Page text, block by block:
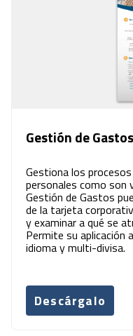
Gestión de Gastos
Gestiona los
personales como son
Gestión de Gastos
de la tarjeta
y examinar a qué se
Permite su aplicación
idioma y multi-divisa.
Descárgalo